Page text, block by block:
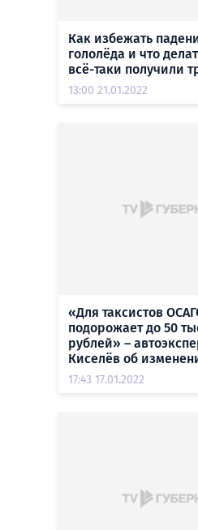
Как избежать
гололёда и что
всё-таки получили
13:00 21.01.2022
«Для таксистов
подорожает до 50
рублей» –
Киселёв об
17:43 17.01.2022